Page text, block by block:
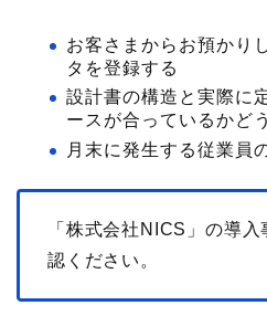
お客さまからお預かり
タを登録する
設計書の構造と実際に
ースが合っているかど
月末に発生する従業員
「株式会社NICS」の導入
認ください。